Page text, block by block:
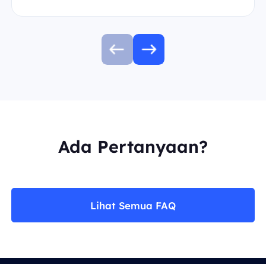
Ada Pertanyaan?
Lihat Semua FAQ